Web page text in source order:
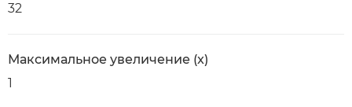
32
Максимальное увеличение (x)
1